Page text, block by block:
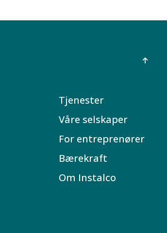
Tjenester
Våre selskaper
For entreprenører
Bærekraft
Om Instalco